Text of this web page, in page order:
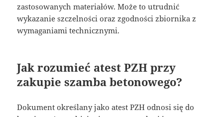
zastosowanych materiałów. Może to utrudnić
wykazanie szczelności oraz zgodności zbiornika z
wymaganiami technicznymi.
Jak rozumieć atest PZH przy
zakupie szamba betonowego?
Dokument określany jako atest PZH odnosi się do